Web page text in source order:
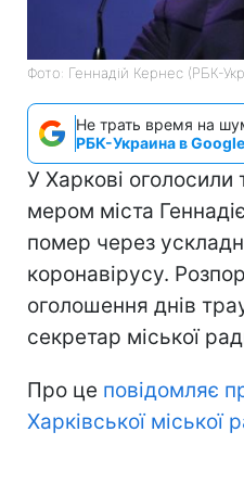
Фото: Геннадій Кернес (РБК-
Не трать время на
РБК-Украина в Google
У Харкові
мером міста
помер через
коронавірусу.
оголошення днів
секретар міської
Про це повідомляє
Харківської міської